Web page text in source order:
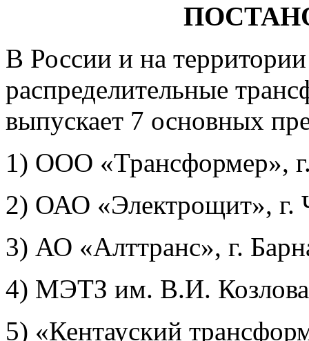
В России и на
распределительные
выпускает 7 основных
1) ООО «Трансформер»,
2) ОАО «Электрощит»,
3) АО «Алттранс», г.
4) МЭТЗ им. В.И.
5) «Кентауский